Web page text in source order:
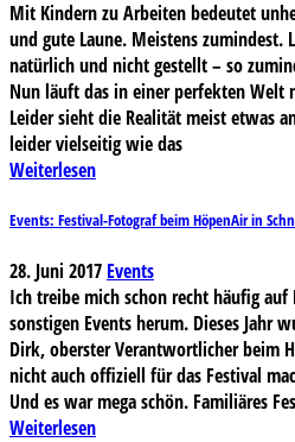
Mit Kindern zu Arbeiten bedeutet
und gute Laune. Meistens zumindest.
natürlich und nicht gestellt – so
Nun läuft das in einer perfekten Welt
Leider sieht die Realität meist etwas
leider vielseitig wie das
Weiterlesen
Events: Festival-Fotograf beim HöpenAir in
28. Juni 2017 Events
Ich treibe mich schon recht häufig auf
sonstigen Events herum. Dieses Jahr
Dirk, oberster Verantwortlicher beim
nicht auch offiziell für das Festival
Und es war mega schön. Familiäres
Weiterlesen